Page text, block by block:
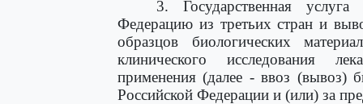
3. Государственная
Федерацию из третьих стран и
образцов биологических
клинического исследования
применения (далее - ввоз (вывоз)
Российской Федерации и (или) за